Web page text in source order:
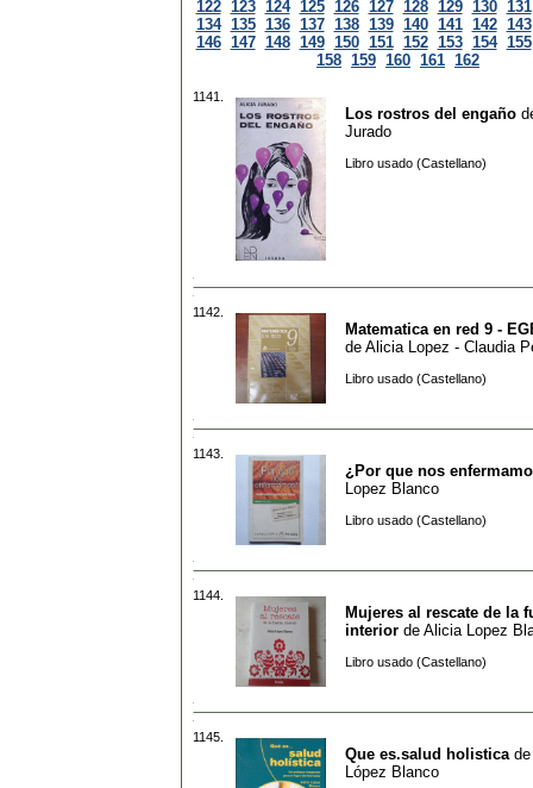
122 123 124 125 126 127 128 129 130 131
134 135 136 137 138 139 140 141 142 143
146 147 148 149 150 151 152 153 154 155
158 159 160 161 162
1141.
Los rostros del engaño
Jurado
Libro usado (Castellano)
1142.
Matematica en red 9 -
de Alicia Lopez - Claudia
Libro usado (Castellano)
1143.
¿Por que nos
Lopez Blanco
Libro usado (Castellano)
1144.
Mujeres al rescate de la
interior de Alicia Lopez
Libro usado (Castellano)
1145.
Que es.salud holistica de
López Blanco